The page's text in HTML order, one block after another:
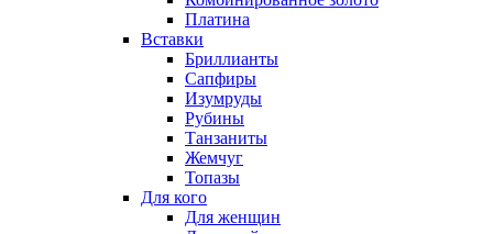
Платина
Вставки
Бриллианты
Сапфиры
Изумруды
Рубины
Танзаниты
Жемчуг
Топазы
Для кого
Для женщин